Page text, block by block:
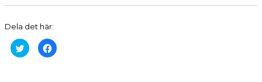
Dela det här:
Klicka
för
Klicka
för